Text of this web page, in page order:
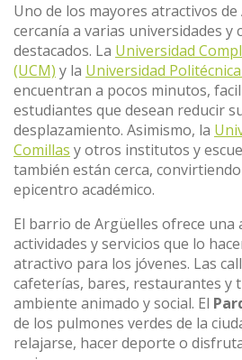
Uno de los mayores atractivos
cercanía a varias universidades y
destacados. La Universidad
(UCM) y la Universidad
encuentran a pocos minutos,
estudiantes que desean reducir
desplazamiento. Asimismo, la
Comillas y otros institutos y
también están cerca,
epicentro académico.
El barrio de Argüelles ofrece una
actividades y servicios que lo
atractivo para los jóvenes. Las
cafeterías, bares, restaurantes y
ambiente animado y social. El
de los pulmones verdes de la
relajarse, hacer deporte o